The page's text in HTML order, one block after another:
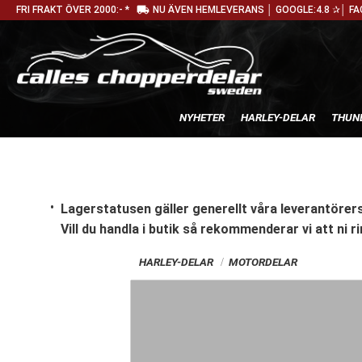
FRI FRAKT ÖVER 2000:- * local_shipping NU ÄVEN HEMLEVERANS │ GOOGLE:4.8 ✰│
NYHETER HARLEY-DELAR
Lagerstatusen gäller generellt våra
Vill du handla i butik så rekommenderar vi att ni
HARLEY-DELAR MOTORDELAR